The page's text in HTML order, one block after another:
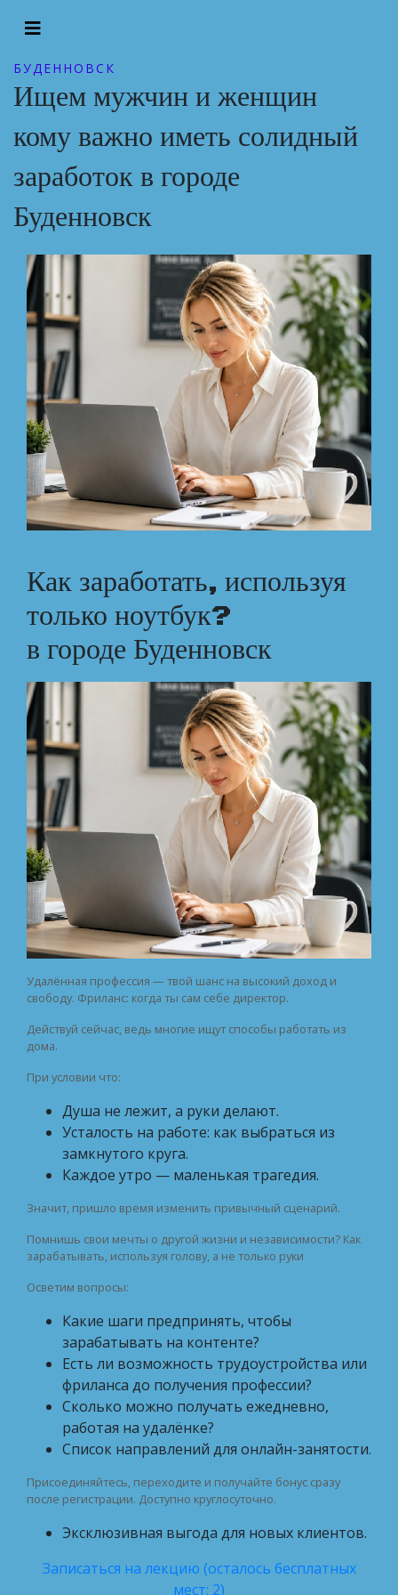
БУДЕННОВСК
Ищем мужчин и женщин
кому важно иметь солидный
заработок в городе
Буденновск
Как заработать, используя
только ноутбук?
в городе Буденновск
Удалённая профессия — твой шанс на высокий доход и
свободу. Фриланс: когда ты сам себе директор.
Действуй сейчас, ведь многие ищут способы работать из
дома.
При условии что:
Душа не лежит, а руки делают.
Усталость на работе: как выбраться из
замкнутого круга.
Каждое утро — маленькая трагедия.
Значит, пришло время изменить привычный сценарий.
Помнишь свои мечты о другой жизни и независимости? Как
зарабатывать, используя голову, а не только руки
Осветим вопросы:
Какие шаги предпринять, чтобы
зарабатывать на контенте?
Есть ли возможность трудоустройства или
фриланса до получения профессии?
Сколько можно получать ежедневно,
работая на удалёнке?
Список направлений для онлайн-занятости.
Присоединяйтесь, переходите и получайте бонус сразу
после регистрации. Доступно круглосуточно.
Эксклюзивная выгода для новых клиентов.
Записаться на лекцию (осталось бесплатных
мест: 2)